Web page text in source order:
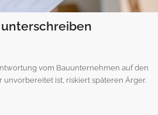
vom Bauunternehmen auf den
ist, riskiert späteren Ärger.